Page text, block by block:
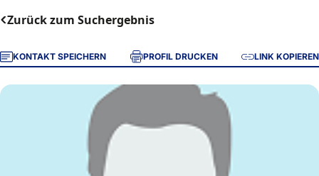
Zurück zum Suchergebnis
KONTAKT SPEICHERN PROFIL DRUCKEN LINK KOPIEREN